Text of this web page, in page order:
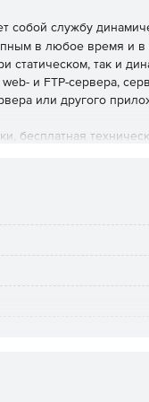
собой службу
в любое время и
статическом, так и
и FTP-сервера,
или другого
бесплатная
и
позволяет
подключенным
IP-
и межсетевые
позволяет
свой домен